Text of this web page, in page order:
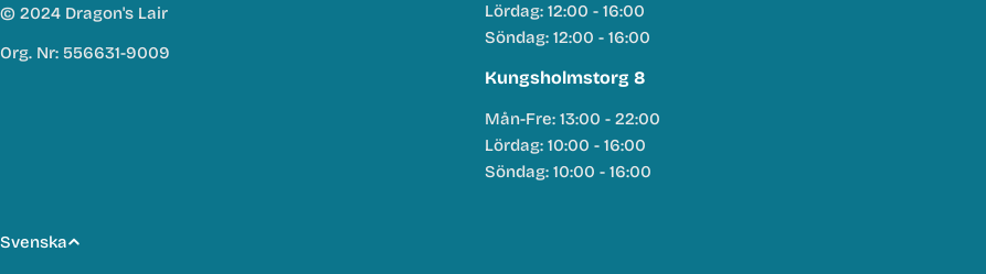
© 2024 Dragon's Lair
Org. Nr: 556631-9009
Lördag: 12:00 - 16:00
Söndag: 12:00 - 16:00
Kungsholmstorg 8
Mån-Fre: 13:00 - 22:00
Lördag: 10:00 - 16:00
Söndag: 10:00 - 16:00
S
Svenska